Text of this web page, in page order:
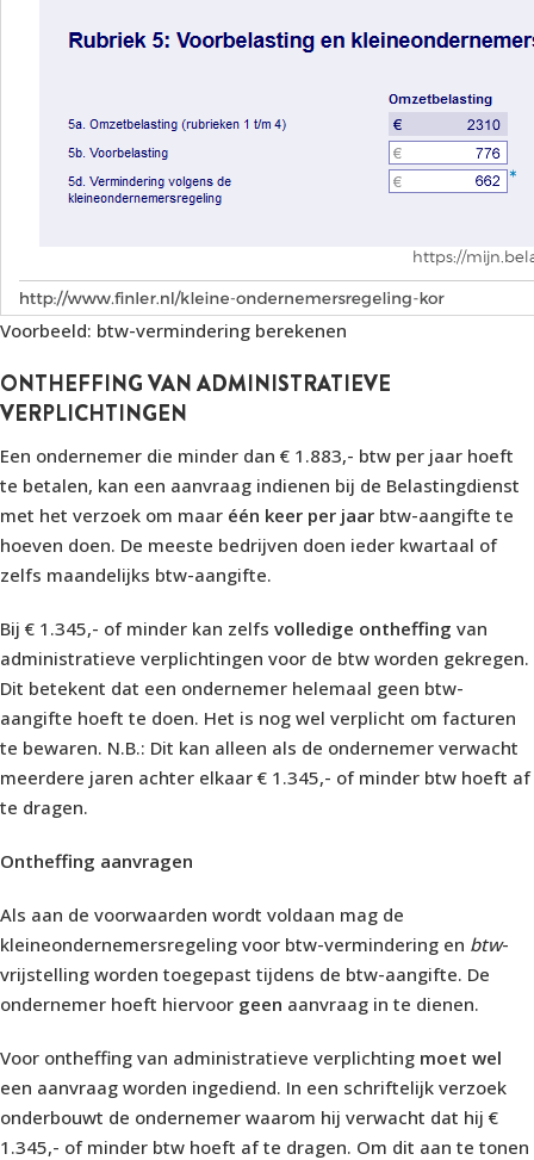
Voorbeeld: btw-vermindering berekenen
ONTHEFFING VAN ADMINISTRATIEVE
VERPLICHTINGEN
Een ondernemer die minder dan € 1.883,- btw per jaar hoeft
te betalen, kan een aanvraag indienen bij de Belastingdienst
met het verzoek om maar één keer per jaar btw-aangifte te
hoeven doen. De meeste bedrijven doen ieder kwartaal of
zelfs maandelijks btw-aangifte.
Bij € 1.345,- of minder kan zelfs volledige ontheffing van
administratieve verplichtingen voor de btw worden gekregen.
Dit betekent dat een ondernemer helemaal geen btw-
aangifte hoeft te doen. Het is nog wel verplicht om facturen
te bewaren. N.B.: Dit kan alleen als de ondernemer verwacht
meerdere jaren achter elkaar € 1.345,- of minder btw hoeft af
te dragen.
Ontheffing aanvragen
Als aan de voorwaarden wordt voldaan mag de
kleineondernemersregeling voor btw-vermindering en btw-
vrijstelling worden toegepast tijdens de btw-aangifte. De
ondernemer hoeft hiervoor geen aanvraag in te dienen.
Voor ontheffing van administratieve verplichting moet wel
een aanvraag worden ingediend. In een schriftelijk verzoek
onderbouwt de ondernemer waarom hij verwacht dat hij €
1.345,- of minder btw hoeft af te dragen. Om dit aan te tonen